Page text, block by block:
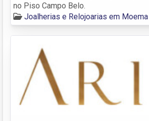
no Piso Campo Belo.
Joalherias e Relojoarias em Moema